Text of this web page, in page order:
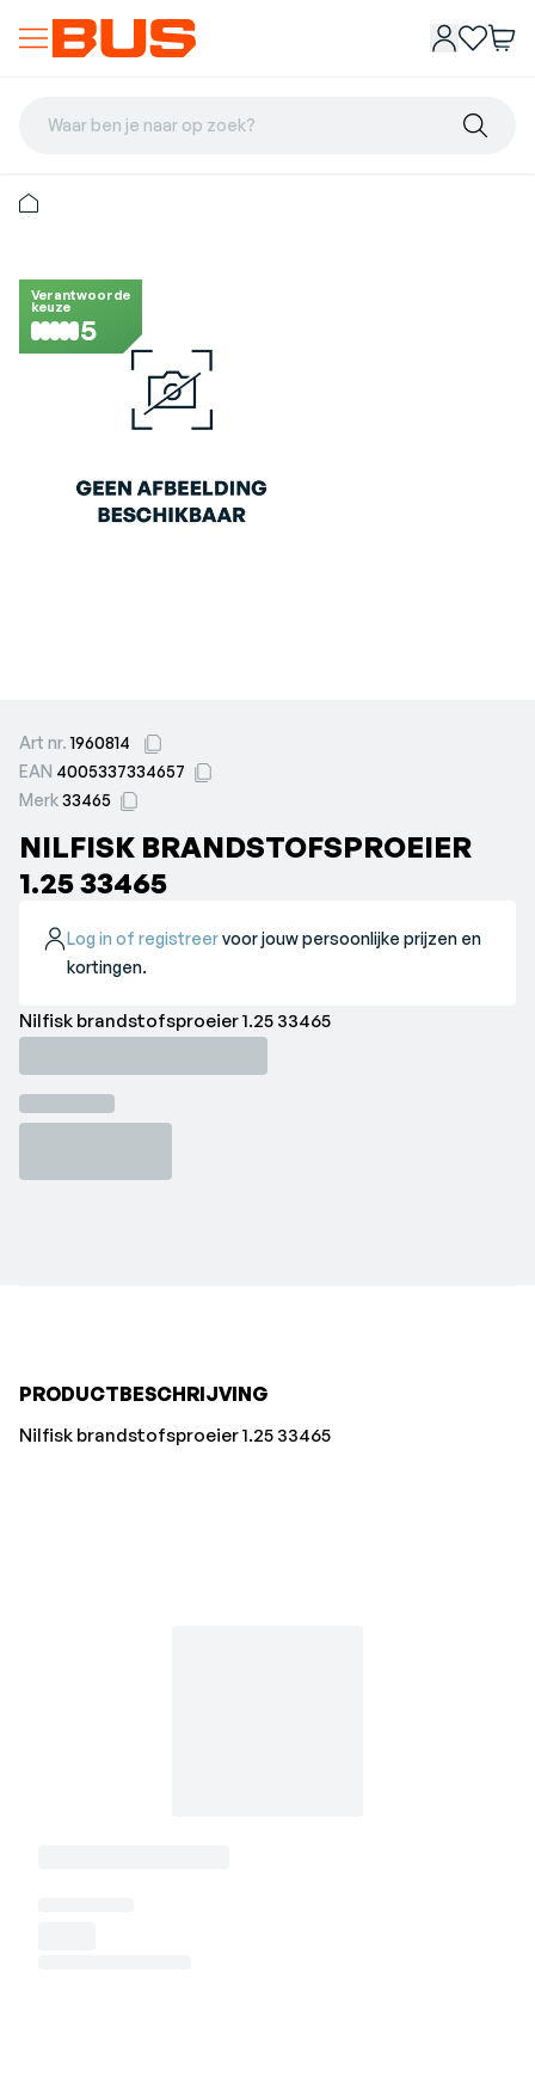
Waar ben je naar op zoek?
Verantwoorde
keuze
5
Art nr.1960814
EAN 4005337334657
Merk33465
NILFISK BRANDSTOFSPROEIER
1.25 33465
Log in of registreervoor jouw persoonlijke prijzen en
kortingen.
Nilfisk brandstofsproeier 1.25 33465
PRODUCTBESCHRIJVING
Nilfisk brandstofsproeier 1.25 33465